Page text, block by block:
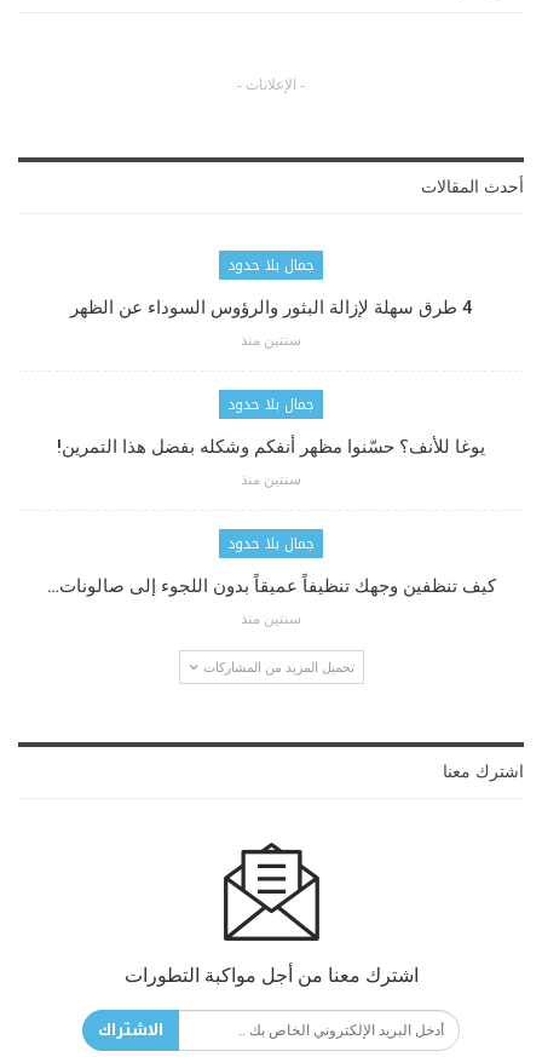
- الإعلانات -
أحدث المقالات
جمال بلا حدود
4 طرق سهلة لإزالة البثور والرؤوس السوداء عن الظهر
سنتين منذ
جمال بلا حدود
يوغا للأنف؟ حسّنوا مظهر أنفكم وشكله بفضل هذا التمرين!
سنتين منذ
جمال بلا حدود
كيف تنظفين وجهك تنظيفاً عميقاً بدون اللجوء إلى صالونات…
سنتين منذ
تحميل المزيد من المشاركات
اشترك معنا
اشترك معنا من أجل مواكبة التطورات
الاشتراك